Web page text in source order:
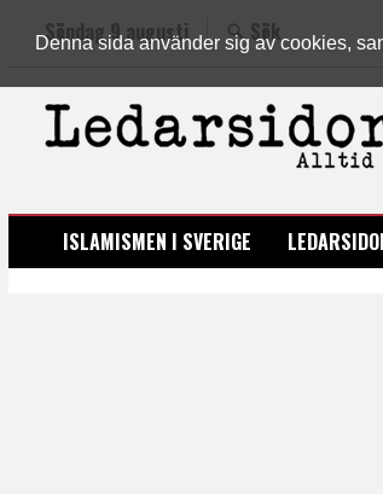
Denna sida använder sig av cookies,
Söndag 9 augusti Sök
LEDARSIDORNA.SE
ISLAMISMEN I SVERIGE